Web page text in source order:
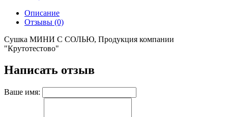
Описание
Отзывы (0)
Сушка МИНИ С СОЛЬЮ, Продукция компании
"Крутотестово"
Написать отзыв
Ваше имя: